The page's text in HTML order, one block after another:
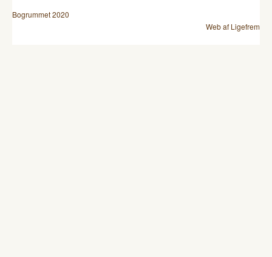
Bogrummet 2020
Web af Ligefrem